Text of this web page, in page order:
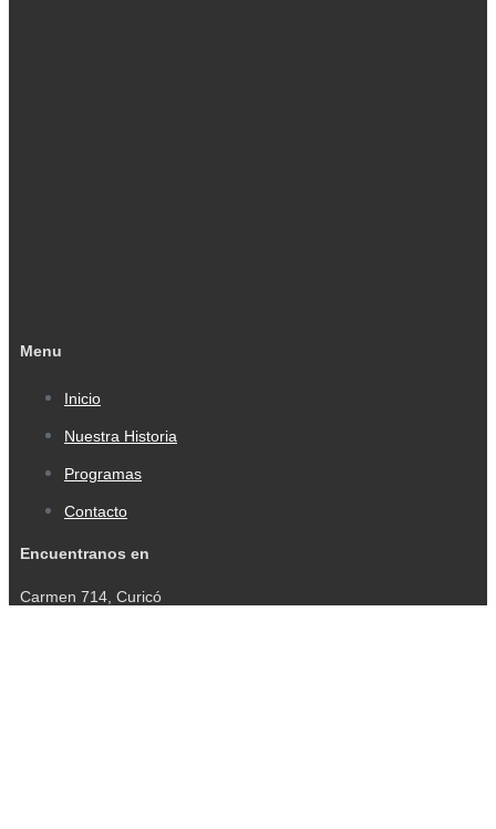
Menu
Inicio
Nuestra Historia
Programas
Contacto
Encuentranos en
Carmen 714, Curicó